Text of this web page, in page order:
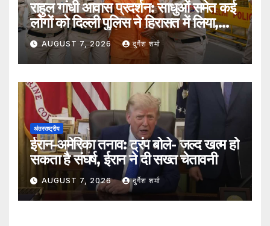
राहुल गांधी आवास प्रदर्शन: साधुओं समेत कई
लोगों को दिल्ली पुलिस ने हिरासत में लिया,
सुरक्षा व्यवस्था कड़ी
AUGUST 7, 2026 दुर्गेश शर्मा
अंतरराष्ट्रीय
ईरान-अमेरिका तनाव: ट्रंप बोले- जल्द खत्म हो
सकता है संघर्ष, ईरान ने दी सख्त चेतावनी
AUGUST 7, 2026 दुर्गेश शर्मा